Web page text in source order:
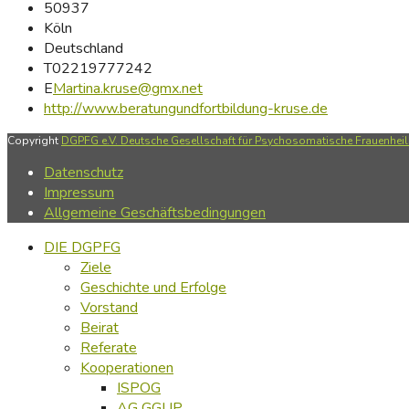
50937
Köln
Deutschland
T02219777242
EMartina.kruse@gmx.net
http://www.beratungundfortbildung-kruse.de
Copyright DGPFG e.V. Deutsche Gesellschaft für Psychosomatische
Datenschutz
Impressum
Allgemeine Geschäftsbedingungen
DIE DGPFG
Ziele
Geschichte und Erfolge
Vorstand
Beirat
Referate
Kooperationen
ISPOG